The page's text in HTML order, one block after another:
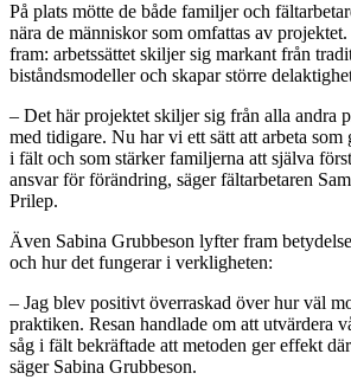
På plats mötte de både familjer och
nära de människor som omfattas av
fram: arbetssättet skiljer sig markant från
biståndsmodeller och skapar större
– Det här projektet skiljer sig från alla andra
med tidigare. Nu har vi ett sätt att arbeta som
i fält och som stärker familjerna att själva
ansvar för förändring, säger fältarbetaren
Prilep.
Även Sabina Grubbeson lyfter fram
och hur det fungerar i verkligheten:
– Jag blev positivt överraskad över hur väl
praktiken. Resan handlade om att utvärdera
såg i fält bekräftade att metoden ger effekt
säger Sabina Grubbeson.